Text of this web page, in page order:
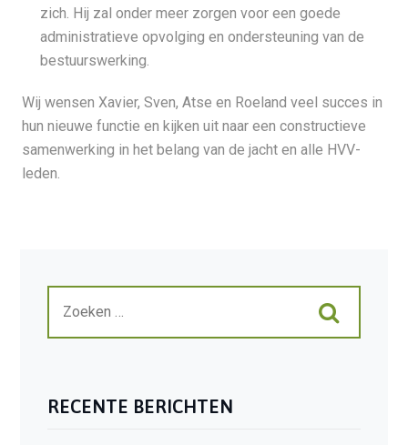
zich. Hij zal onder meer zorgen voor een goede
administratieve opvolging en ondersteuning van de
bestuurswerking.
Wij wensen Xavier, Sven, Atse en Roeland veel succes in
hun nieuwe functie en kijken uit naar een constructieve
samenwerking in het belang van de jacht en alle HVV-
leden.
RECENTE BERICHTEN